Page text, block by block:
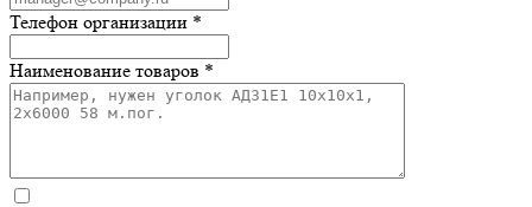
Телефон организации *
Наименование товаров *